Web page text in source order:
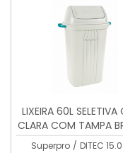
LIXEIRA 60L SELETIVA
CLARA COM TAMPA
Superpro / DITEC